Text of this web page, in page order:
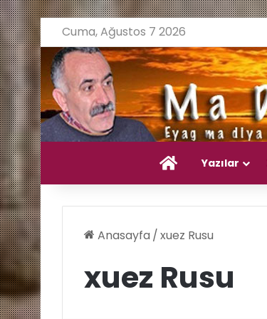
Cuma, Ağustos 7 2026
Ana Sayfa
Yazılar
Anasayfa /xuez Rusu
xuez Rusu